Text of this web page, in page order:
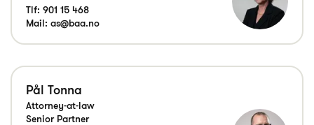
Tlf: 901 15 468
Mail: as@baa.no
Pål Tonna
Attorney-at-law
Senior Partner